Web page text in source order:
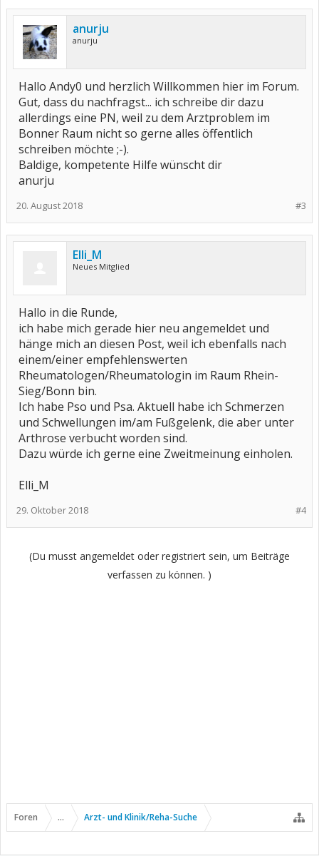
anurju
anurju
Hallo Andy0 und herzlich Willkommen hier im Forum.
Gut, dass du nachfragst... ich schreibe dir dazu
allerdings eine PN, weil zu dem Arztproblem im
Bonner Raum nicht so gerne alles öffentlich
schreiben möchte ;-).
Baldige, kompetente Hilfe wünscht dir
anurju
#3
20. August 2018
Elli_M
Neues Mitglied
Hallo in die Runde,
ich habe mich gerade hier neu angemeldet und
hänge mich an diesen Post, weil ich ebenfalls nach
einem/einer empfehlenswerten
Rheumatologen/Rheumatologin im Raum Rhein-
Sieg/Bonn bin.
Ich habe Pso und Psa. Aktuell habe ich Schmerzen
und Schwellungen im/am Fußgelenk, die aber unter
Arthrose verbucht worden sind.
Dazu würde ich gerne eine Zweitmeinung einholen.
Elli_M
#4
29. Oktober 2018
(Du musst angemeldet oder registriert sein, um Beiträge
verfassen zu können. )
Foren ... Arzt- und Klinik/Reha-Suche